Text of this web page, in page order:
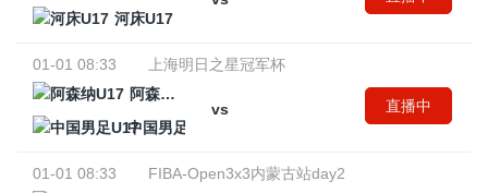
河床U17
01-01 08:33
上海明日之星冠军杯
阿森纳U17
vs
中国男足U17
直播中
01-01 08:33
FIBA-Open3x3内蒙古站day2